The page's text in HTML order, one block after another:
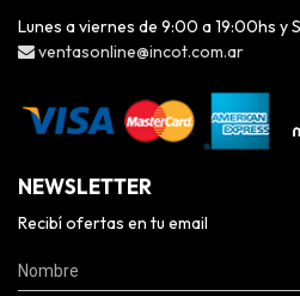
Lunes a viernes de 9:00 a 19:00hs y
ventasonline@incot.com.ar
NEWSLETTER
Recibí ofertas en tu email